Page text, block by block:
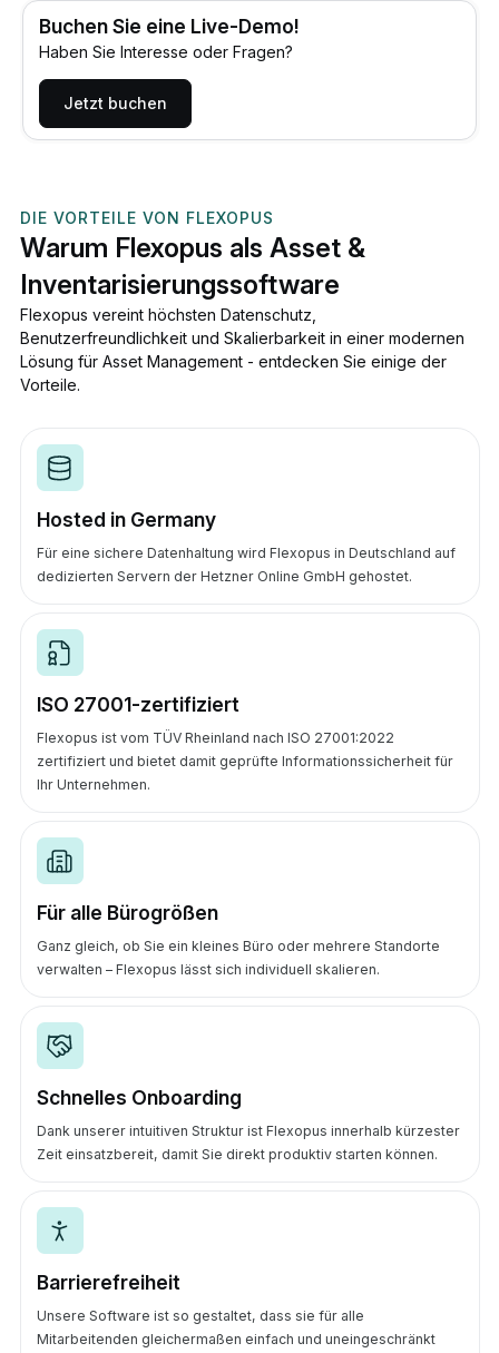
Buchen Sie eine Live-Demo!
Haben Sie Interesse oder Fragen?
Jetzt buchen
DIE VORTEILE VON FLEXOPUS
Warum Flexopus als Asset &
Inventarisierungssoftware
Flexopus vereint höchsten Datenschutz,
Benutzerfreundlichkeit und Skalierbarkeit in einer modernen
Lösung für Asset Management - entdecken Sie einige der
Vorteile.
Hosted in Germany
Für eine sichere Datenhaltung wird Flexopus in Deutschland auf
dedizierten Servern der Hetzner Online GmbH gehostet.
ISO 27001-zertifiziert
Flexopus ist vom TÜV Rheinland nach ISO 27001:2022
zertifiziert und bietet damit geprüfte Informationssicherheit für
Ihr Unternehmen.
Für alle Bürogrößen
Ganz gleich, ob Sie ein kleines Büro oder mehrere Standorte
verwalten – Flexopus lässt sich individuell skalieren.
Schnelles Onboarding
Dank unserer intuitiven Struktur ist Flexopus innerhalb kürzester
Zeit einsatzbereit, damit Sie direkt produktiv starten können.
Barrierefreiheit
Unsere Software ist so gestaltet, dass sie für alle
Mitarbeitenden gleichermaßen einfach und uneingeschränkt